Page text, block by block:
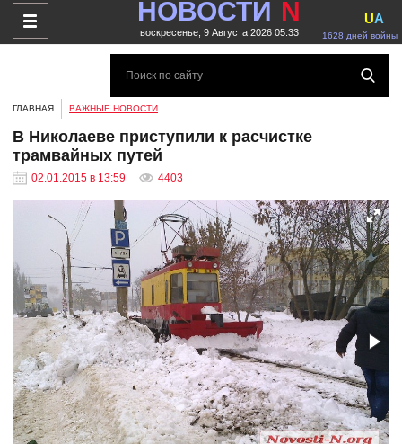
НОВОСТИ N
воскресенье, 9 Августа 2026 05:33 1628 дней войны
UA
ГЛАВНАЯ ВАЖНЫЕ НОВОСТИ
В Николаеве приступили к расчистке
трамвайных путей
02.01.2015 в 13:59 4403